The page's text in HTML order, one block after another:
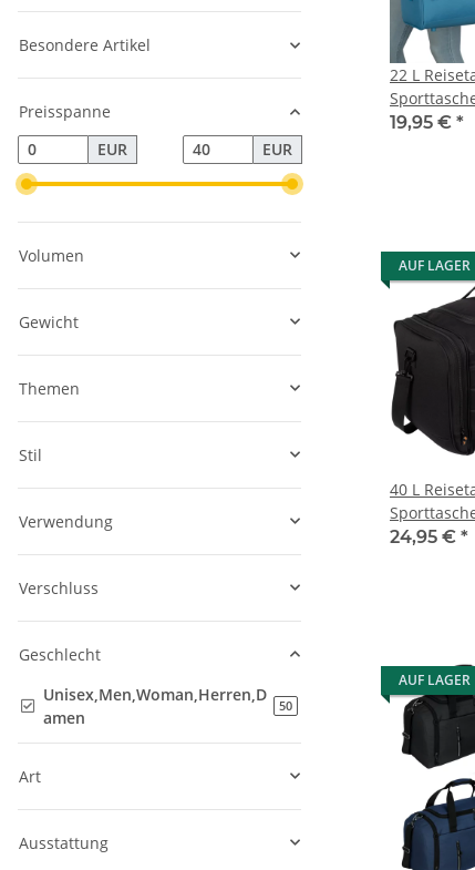
22 L
Damen
19,95 € *
AUF LAGER
40 L
Damen
24,95 € *
AUF LAGER
Besondere Artikel
Preisspanne
EUR
EUR
Volumen
Gewicht
Themen
Stil
Verwendung
Verschluss
Geschlecht
Unisex,Men,Woman,Herren,D
amen
50Artikel gefunden
Art
Ausstattung